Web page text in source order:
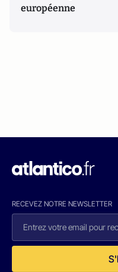
européenne
RECEVEZ NOTRE NEWSLETTER